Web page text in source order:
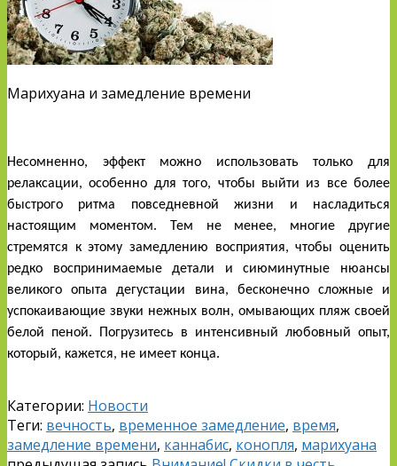
Марихуана и замедление времени
Несомненно, эффект можно использовать только для
релаксации, особенно для того, чтобы выйти из все более
быстрого ритма повседневной жизни и насладиться
настоящим моментом. Тем не менее, многие другие
стремятся к этому замедлению восприятия, чтобы оценить
редко воспринимаемые детали и сиюминутные нюансы
великого опыта дегустации вина, бесконечно сложные и
успокаивающие звуки нежных волн, омывающих пляж своей
белой пеной. Погрузитесь в интенсивный любовный опыт,
который, кажется, не имеет конца.
Категории: Новости
Теги: вечность, временное замедление, время,
замедление времени, каннабис, конопля, марихуана